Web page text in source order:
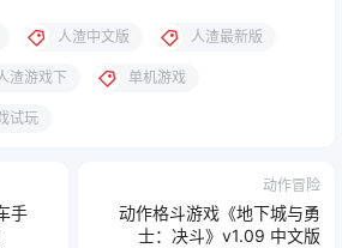
人渣中文版 人渣最新版
渣游戏下 单机游戏
试玩
手
动作冒险
动作格斗游戏《地下城与勇
士：决斗》v1.09 中文版